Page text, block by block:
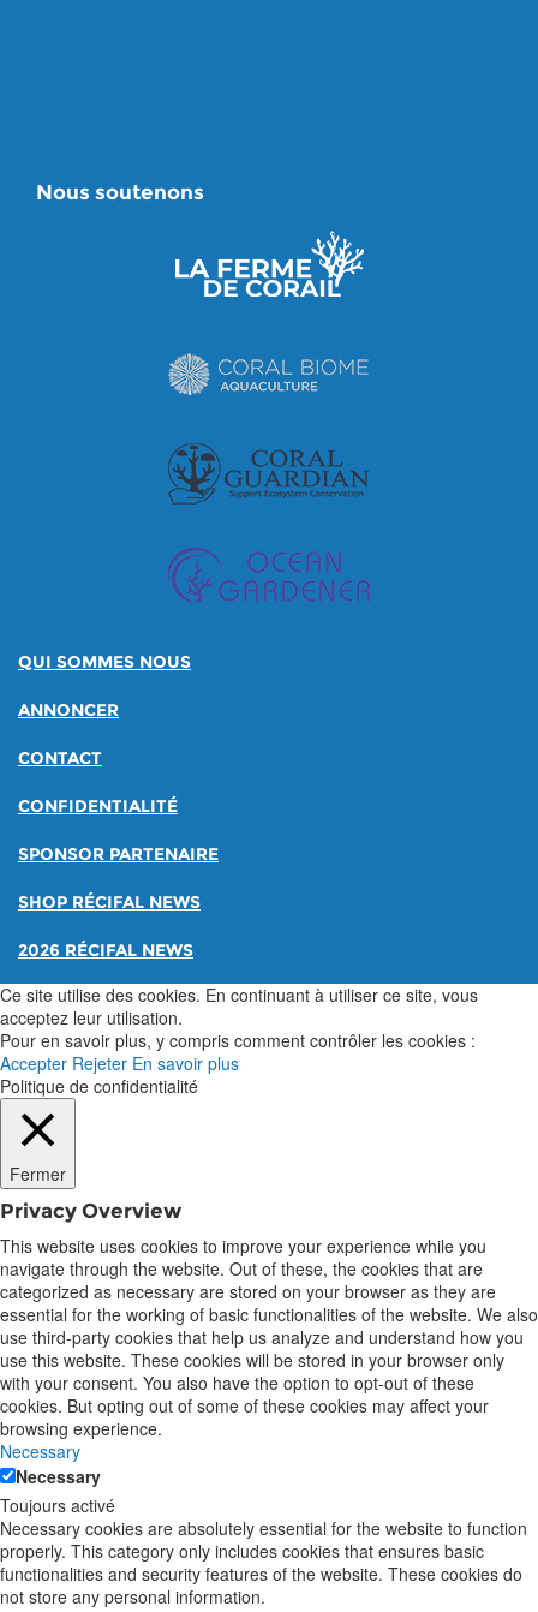
Nous soutenons
QUI SOMMES NOUS
ANNONCER
CONTACT
CONFIDENTIALITÉ
SPONSOR PARTENAIRE
SHOP RÉCIFAL NEWS
2026 RÉCIFAL NEWS
Ce site utilise des cookies. En continuant à utiliser ce site, vous
acceptez leur utilisation.
Pour en savoir plus, y compris comment contrôler les cookies :
Accepter Rejeter En savoir plus
Politique de confidentialité
Fermer
Privacy Overview
This website uses cookies to improve your experience while you
navigate through the website. Out of these, the cookies that are
categorized as necessary are stored on your browser as they are
essential for the working of basic functionalities of the website. We also
use third-party cookies that help us analyze and understand how you
use this website. These cookies will be stored in your browser only
with your consent. You also have the option to opt-out of these
cookies. But opting out of some of these cookies may affect your
browsing experience.
Necessary
Necessary
Toujours activé
Necessary cookies are absolutely essential for the website to function
properly. This category only includes cookies that ensures basic
functionalities and security features of the website. These cookies do
not store any personal information.